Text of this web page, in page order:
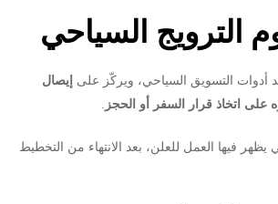
الترويج السياحي
أدوات التسويق السياحي، ويركّز على إيصال
على اتخاذ قرار السفر أو الحجز .
يظهر فيها العمل للعلن، بعد الانتهاء من التخطيط